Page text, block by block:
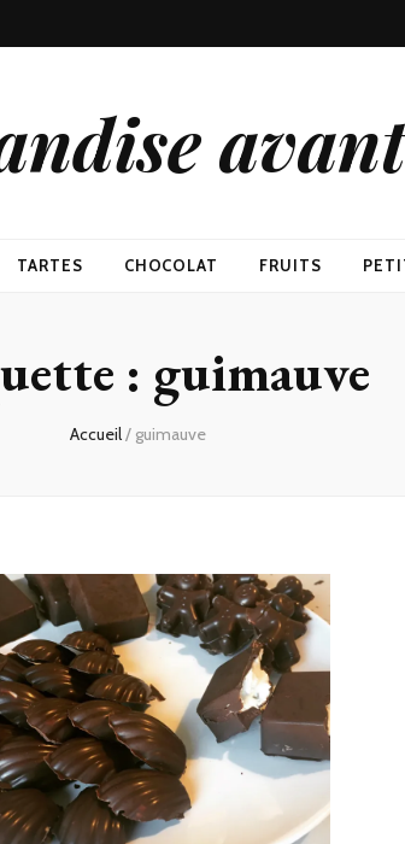
TARTES CHOCOLAT FRUITS
: guimauve
Accueil/ guimauve